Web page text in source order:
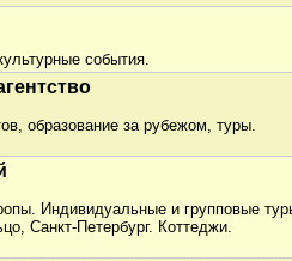
события.
образование за рубежом, туры.
Индивидуальные и групповые
Санкт-Петербург. Коттеджи.